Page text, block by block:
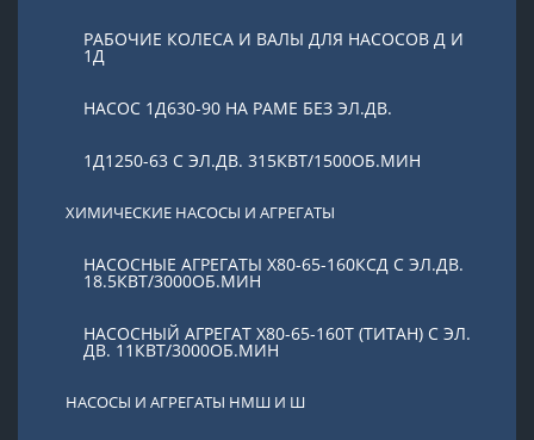
РАБОЧИЕ КОЛЕСА И ВАЛЫ ДЛЯ НАСОСОВ Д И
1Д
НАСОС 1Д630-90 НА РАМЕ БЕЗ ЭЛ.ДВ.
1Д1250-63 С ЭЛ.ДВ. 315КВТ/1500ОБ.МИН
ХИМИЧЕСКИЕ НАСОСЫ И АГРЕГАТЫ
НАСОСНЫЕ АГРЕГАТЫ Х80-65-160КСД С ЭЛ.ДВ.
18.5КВТ/3000ОБ.МИН
НАСОСНЫЙ АГРЕГАТ Х80-65-160Т (ТИТАН) С ЭЛ.
ДВ. 11КВТ/3000ОБ.МИН
НАСОСЫ И АГРЕГАТЫ НМШ И Ш